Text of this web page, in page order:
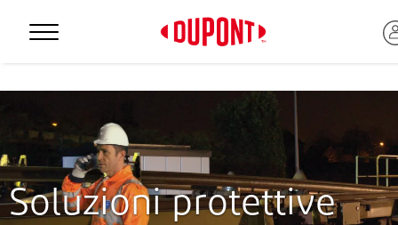
Soluzioni protettive